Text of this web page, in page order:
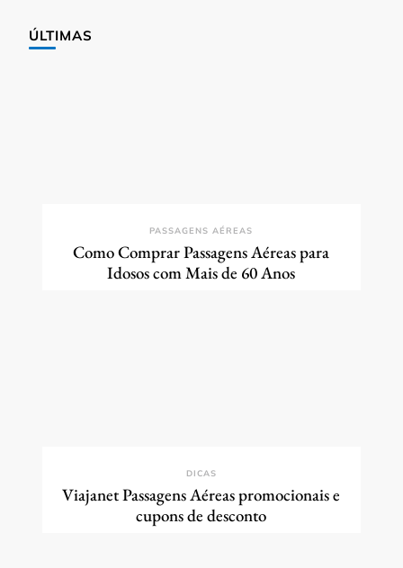
ÚLTIMAS
PASSAGENS AÉREAS
Como Comprar Passagens Aéreas para
Idosos com Mais de 60 Anos
DICAS
Viajanet Passagens Aéreas promocionais e
cupons de desconto